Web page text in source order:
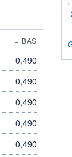
+ BAS
0,490
0,490
0,490
0,490
0,490